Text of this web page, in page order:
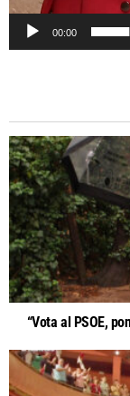
00:00
“Vota al PSOE,